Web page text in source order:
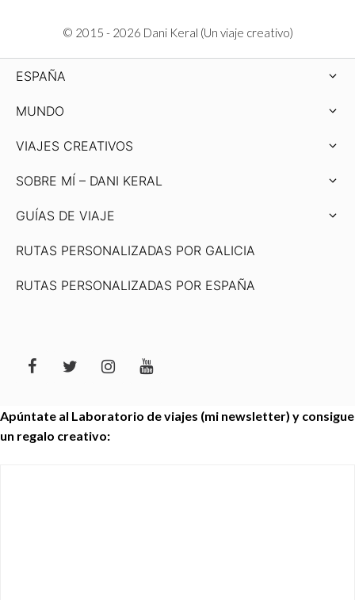
© 2015 - 2026 Dani Keral (Un viaje creativo)
ESPAÑA
MUNDO
VIAJES CREATIVOS
SOBRE MÍ – DANI KERAL
GUÍAS DE VIAJE
RUTAS PERSONALIZADAS POR GALICIA
RUTAS PERSONALIZADAS POR ESPAÑA
Apúntate al Laboratorio de viajes (mi newsletter) y consigue
un regalo creativo: